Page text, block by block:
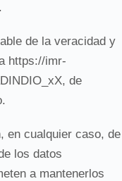
.
de la veracidad y
https://imr-
de
en cualquier caso, de
los datos
a mantenerlos